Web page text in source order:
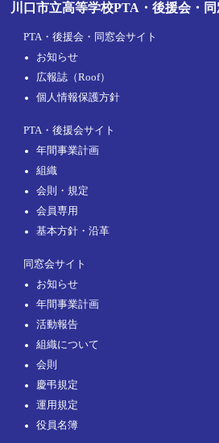
川口市立高等学校PTA・後援会・
PTA・後援会・同窓会サイト
お知らせ
広報誌（Roof）
個人情報保護方針
PTA・後援会サイト
年間事業計画
組織
会則・規定
会員専用
基本方針・沿革
同窓会サイト
お知らせ
年間事業計画
活動報告
組織について
会則
慶弔規定
運用規定
役員名簿